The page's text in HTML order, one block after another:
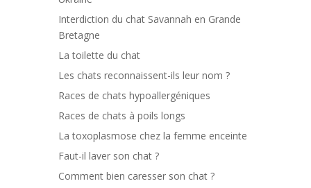
Interdiction du chat Savannah en Grande
Bretagne
La toilette du chat
Les chats reconnaissent-ils leur nom ?
Races de chats hypoallergéniques
Races de chats à poils longs
La toxoplasmose chez la femme enceinte
Faut-il laver son chat ?
Comment bien caresser son chat ?